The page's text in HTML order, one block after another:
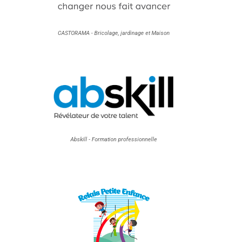
CASTORAMA - Bricolage, jardinage et Maison
Abskill - Formation professionnelle